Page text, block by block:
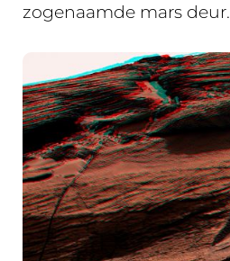
zogenaamde mars deur.